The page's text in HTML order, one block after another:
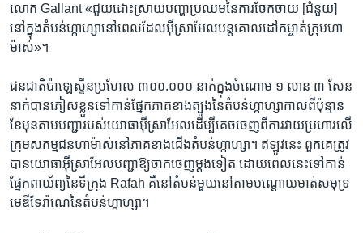
លោក Gallant «ជួយ​ដោះស្រាយ​បញ្ហា​ប្រឈម​នៃ​ការ​ចែកចាយ [ជំនួយ]
នៅក្នុង​តំបន់​ហ្កាហ្សា​នៅពេល​ដែល​អ៊ីស្រាអែល​បន្ត​គោលដៅ​កម្ចាត់​ក្រុម​ហា
ម៉ាស់»។
ជនជាតិ​ប៉ាឡេស្ទីន​ប្រហែល ៣០០.០០០ នាក់​ក្នុង​ចំណោម ១ លាន ៣ សែន​
នាក់​បាន​ភៀសខ្លួន​ទៅកាន់​ផ្នែក​ភាគ​ខាង​ត្បូង​នៃ​តំបន់​ហ្កាហ្សា​កាលពី​ប៉ុន្មាន​
ខែ​មុន​តាម​បញ្ជា​របស់​យោធា​អ៊ីស្រាអែល​ដើម្បី​គេចចេញ​ពី​ការ​វាយ​ប្រហារ​លើ​
ក្រុម​សកម្មជន​ហាម៉ាស់​នៅ​ភាគ​ខាង​ជើង​តំបន់​ហ្កាហ្សា។ ឥឡូវ​នេះ ពួកគេ​ត្រូវ
បាន​យោធា​អ៊ីស្រាអែល​បញ្ជា​ឱ្យ​ចាកចេញ​ម្ដងទៀត ដោយ​ពេល​នេះ​ទៅកាន់​
ផ្នែក​ពាយ័ព្យ​នៃ​ទីក្រុង Rafah គឺ​នៅ​តំបន់​មួយ​នៅ​តាម​បណ្ដោយ​មាត់​សមុទ្រ​
មេឌីទែរ៉ាណេ​នៃ​តំបន់​ហ្កាហ្សា។